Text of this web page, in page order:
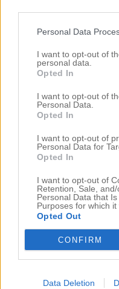
Personal Data
I want to opt-out of
personal data.
Opted In
I want to opt-out of
Personal Data.
Opted In
I want to opt-out of
Personal Data for
Opted In
I want to opt-out of
Retention, Sale,
Personal Data that
Purposes for which it
Opted Out
CONFIRM
Data Deletion
HELGENS
HEMMA
RECEPT
RECEPT BAKVERK &
REPORTAGE
SAMARBETE
SKATTERNA
SKATTERNAS RUM
TIPS FRÅN ER
TIPS FRÅN MIG
Uncategorized
VÅRT NORMANDIE
Arkiv
januari 2026
december 2025
november 2025
september 2025